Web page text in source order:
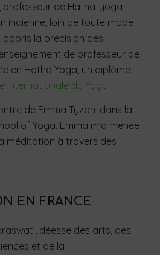
, professeur de Hatha-yoga
indienne, loin de toute mode
appris la précision des
de professeur de
en Hatha Yoga, un diplôme
Internationale du Yoga.
de Emma Tyzon, dans la
of Yoga. Emma m’a menée
méditation à travers des
EN FRANCE
déesse des arts, des
et de la